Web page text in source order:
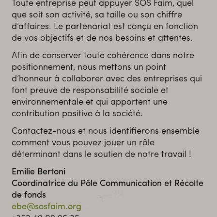
SOS Faim vous invite à prendre part activement
à cette opération en organisant une collecte au
sein de votre établissement.
Quelques idées pour une collecte réussie :
Proposer un menu SOS Faim, ajouter 1 euro
sur chaque menu du jour. Vos clients pourront
ainsi participer à la campagne.
Organisez un petit déjeuner ou un café
solidaire au sein de votre établissement,
durant lequel les clients pourront faire don
lors de l’addition.
Proposer un point collecte « Déjeuner
solidaire » avec une affiche et une urne pour
collecter les dons: à l’accueil, à côté de la
machine à café, à la cafétéria…
SOS Faim peut vous fournir affiche, urne,
Toute entreprise peut appuyer SOS Faim, quel
que soit son activité, sa taille ou son chiffre
d’affaires. Le partenariat est conçu en fonction
de vos objectifs et de nos besoins et attentes.
Afin de conserver toute cohérence dans notre
positionnement, nous mettons un point
d’honneur à collaborer avec des entreprises qui
font preuve de responsabilité sociale et
environnementale et qui apportent une
contribution positive à la société.
Contactez-nous et nous identifierons ensemble
comment vous pouvez jouer un rôle
déterminant dans le soutien de notre travail !
Emilie Bertoni
Coordinatrice du Pôle Communication et Récolte
de fonds
ebe@sosfaim.org